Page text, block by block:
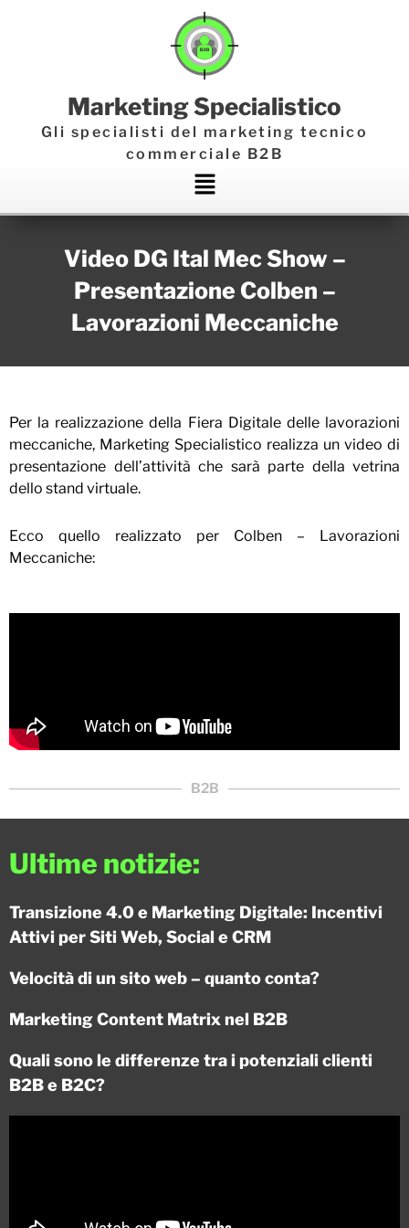
Marketing Specialistico
Gli specialisti del marketing tecnico
commerciale B2B
Main
Menu
Video DG Ital Mec Show –
Presentazione Colben –
Lavorazioni Meccaniche
Per la realizzazione della Fiera Digitale delle lavorazioni
meccaniche, Marketing Specialistico realizza un video di
presentazione dell’attività che sarà parte della vetrina
dello stand virtuale.
Ecco quello realizzato per Colben – Lavorazioni
Meccaniche:
B2B
Ultime notizie:
Transizione 4.0 e Marketing Digitale: Incentivi
Attivi per Siti Web, Social e CRM
Velocità di un sito web – quanto conta?
Marketing Content Matrix nel B2B
Quali sono le differenze tra i potenziali clienti
B2B e B2C?